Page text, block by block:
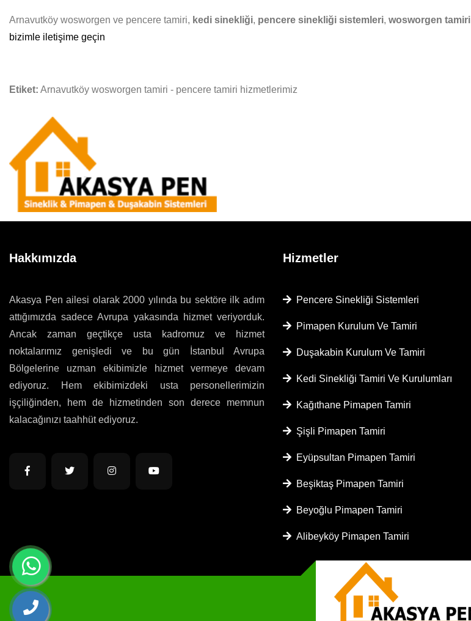
Arnavutköy wosworgen ve pencere tamiri, kedi sinekliği, pencere sinekliği sistemleri, wosworgen tamiri
bizimle iletişime geçin
Etiket: Arnavutköy wosworgen tamiri - pencere tamiri hizmetlerimiz
Hakkımızda
Akasya Pen ailesi olarak 2000 yılında bu sektöre ilk adım
attığımızda sadece Avrupa yakasında hizmet veriyorduk.
Ancak zaman geçtikçe usta kadromuz ve hizmet
noktalarımız genişledi ve bu gün İstanbul Avrupa
Bölgelerine uzman ekibimizle hizmet vermeye devam
ediyoruz. Hem ekibimizdeki usta personellerimizin
işçiliğinden, hem de hizmetinden son derece memnun
kalacağınızı taahhüt ediyoruz.
Hizmetler
Pencere Sinekliği Sistemleri
Pimapen Kurulum Ve Tamiri
Duşakabin Kurulum Ve Tamiri
Kedi Sinekliği Tamiri Ve Kurulumları
Kağıthane Pimapen Tamiri
Şişli Pimapen Tamiri
Eyüpsultan Pimapen Tamiri
Beşiktaş Pimapen Tamiri
Beyoğlu Pimapen Tamiri
Alibeyköy Pimapen Tamiri